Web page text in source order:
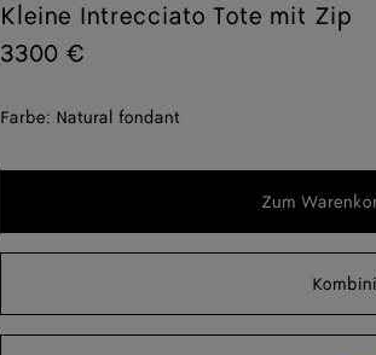
Kleine Intrecciato Tote mit Zip
3300 €
Farbe: Natural fondant
Zum